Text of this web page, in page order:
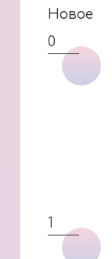
Новое
0
1